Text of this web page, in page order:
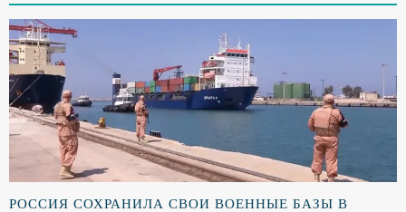
РОССИЯ СОХРАНИЛА СВОИ ВОЕННЫЕ БАЗЫ В